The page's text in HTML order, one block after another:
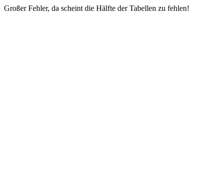
Großer Fehler, da scheint die Hälfte der Tabellen zu fehlen!